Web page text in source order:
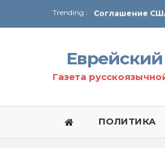
Trending :
Соглашение
Технология
От Ирана до
Газета
ПОЛИТИКА